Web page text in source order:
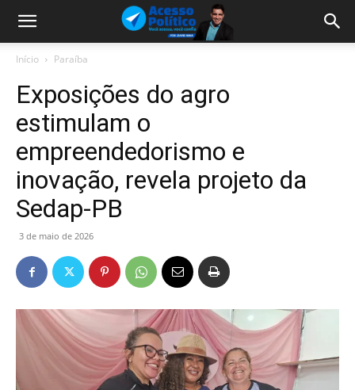
Início Paraíba
Exposições do agro
estimulam o
empreendedorismo e
inovação, revela projeto da
Sedap-PB
3 de maio de 2026